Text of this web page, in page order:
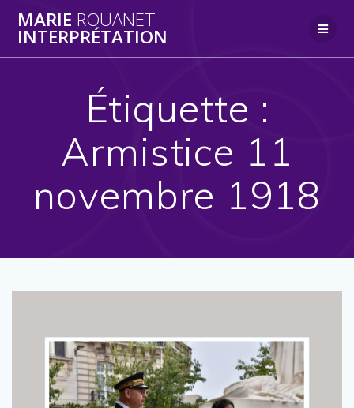
MARIE ROUANET
INTERPRÉTATION
Étiquette :
Armistice 11
novembre 1918